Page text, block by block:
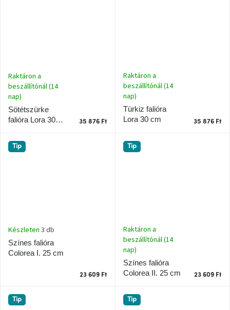
színeiben
-20%
a
kiválasztott
Ez
az
Bejelentkezés
Sötétszürke
falióra Lora 30
Raktáron a
beszállítónál (14
nap)
35 876 Ft
Türkiz falióra
Lora 30 cm
Raktáron a
beszállítónál (14
nap)
35 876 Ft
Tip
Színes falióra
Colorea I. 25 cm
Készleten 3 db
23 609 Ft
Tip
Színes falióra
Colorea II. 25 cm
Raktáron a
beszállítónál (14
nap)
23 609 Ft
Tip Tip